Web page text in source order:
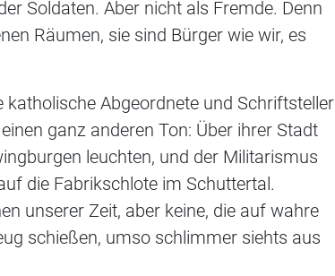
Soldaten. Aber nicht als Fremde. Denn
Räumen, sie sind Bürger wie wir, es
Abgeordnete und Schriftsteller
ganz anderen Ton: Über ihrer Stadt
leuchten, und der Militarismus
die Fabrikschlote im Schuttertal.
unserer Zeit, aber keine, die auf wahre
schießen, umso schlimmer siehts aus